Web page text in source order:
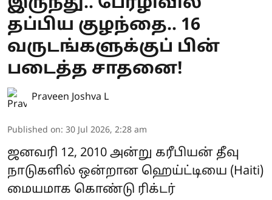
தப்பிய குழந்தை.. 16
வருடங்களுக்குப் பின்
படைத்த சாதனை!
Praveen Joshva L
Published on: 30 Jul 2026, 2:28 am
ஜனவரி 12, 2010 அன்று கரீபியன் தீவு
நாடுகளில் ஒன்றான ஹெய்ட்டியை (Haiti)
மையமாக கொண்டு ரிக்டர்